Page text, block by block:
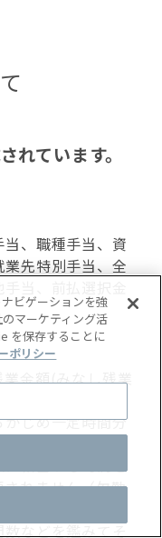
れています。
、職種手当、資
先特別手当、全
金額(みなし残業
れている方につ
じめ一定時間分
ます。また、実
相当する時間を
れません（欠勤
、就業場所ごと
などを鑑みてそ
ビゲーションを強
マーケティング活
を保存することに
ポリシー